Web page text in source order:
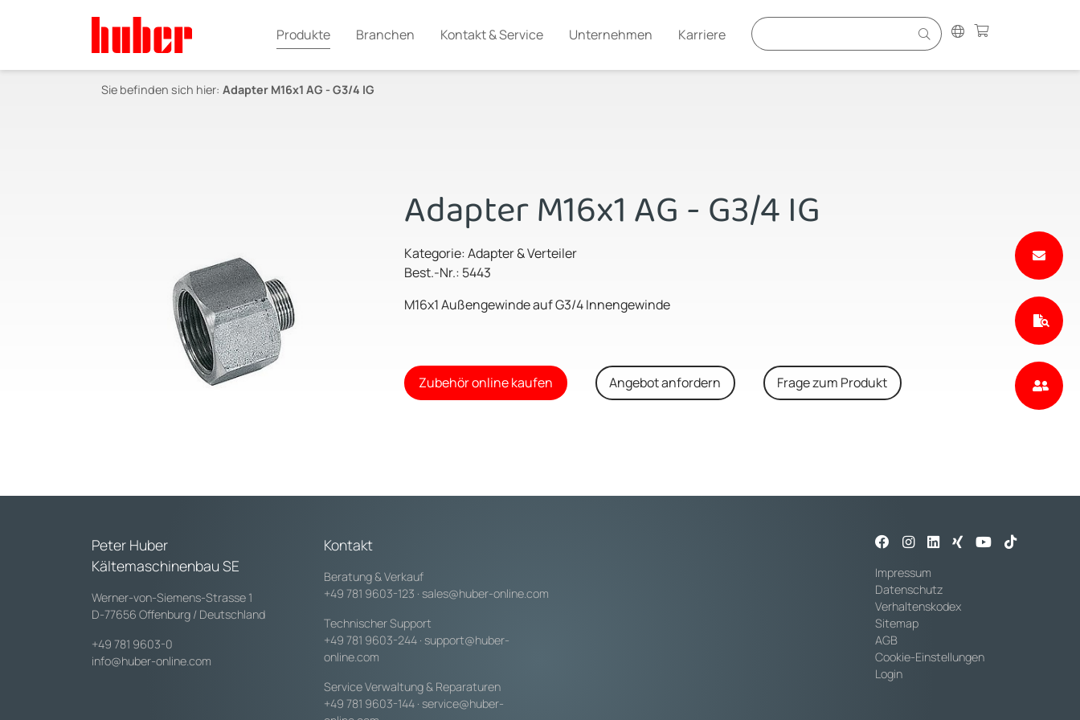
Produkte Branchen Kontakt & Service Unternehmen Karriere
Sie befinden sich hier: Adapter M16x1 AG - G3/4 IG
Adapter M16x1 AG - G3/4 IG
Kategorie: Adapter & Verteiler
Best.-Nr.: 5443
M16x1 Außengewinde auf G3/4 Innengewinde
Zubehör online kaufen Angebot anfordern Frage zum Produkt
Peter Huber
Kältemaschinenbau SE
Werner-von-Siemens-Strasse 1
D-77656 Offenburg / Deutschland
+49 781 9603-0
info@huber-online.com
Kontakt
Beratung & Verkauf
+49 781 9603-123 · sales@huber-online.com
Technischer Support
+49 781 9603-244 · support@huber-
online.com
Service Verwaltung & Reparaturen
+49 781 9603-144 · service@huber-
Impressum
Datenschutz
Verhaltenskodex
Sitemap
AGB
Cookie-Einstellungen
Login